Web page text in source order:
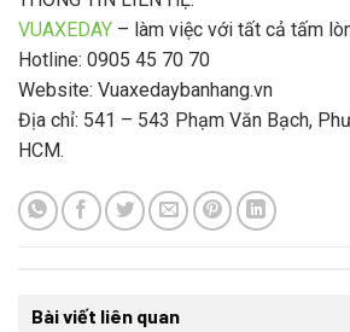
VUAXEDAY – làm việc với tất cả tấm
Hotline: 0905 45 70 70
Website: Vuaxedaybanhang.vn
Địa chỉ: 541 – 543 Phạm Văn Bạch,
HCM.
Bài viết liên quan